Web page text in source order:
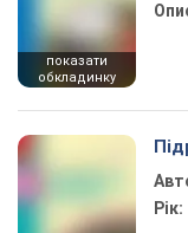
показати
обкладинку
Рік: